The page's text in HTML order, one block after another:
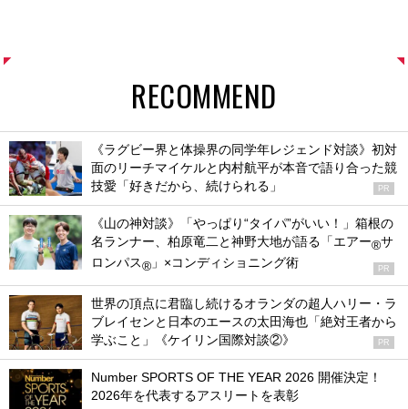
RECOMMEND
《ラグビー界と体操界の同学年レジェンド対談》初対
面のリーチマイケルと内村航平が本音で語り合った競
技愛「好きだから、続けられる」
PR
《山の神対談》「やっぱり“タイパ”がいい！」箱根の
名ランナー、柏原竜二と神野大地が語る「エアー®サ
ロンパス® 」×コンディショニング術 PR
世界の頂点に君臨し続けるオランダの超人ハリー・ラ
ブレイセンと日本のエースの太田海也「絶対王者から
学ぶこと」《ケイリン国際対談②》
PR
Number SPORTS OF THE YEAR 2026 開催決定！
2026年を代表するアスリートを表彰